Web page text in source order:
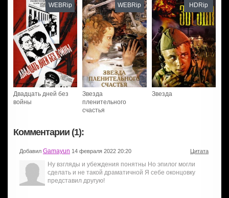
Двадцать дней без
войны
WEBRip
Звезда
пленительного
счастья
WEBRip
Звезда
HDRip
Комментарии (1):
Добавил Gamayun 14 февраля 2022 20:20 Цитата
Ну взгляды и убеждения понятны Но эпилог могли
сделать и не такой драматичной Я себе оконцовку
представил другую!